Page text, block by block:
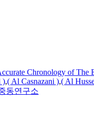
Chronology of The
),( Al Casnazani ),( Al
동연구소